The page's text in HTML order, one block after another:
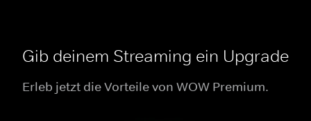
Gib deinem Streaming ein Upgrade
Erleb jetzt die Vorteile von WOW Premium.